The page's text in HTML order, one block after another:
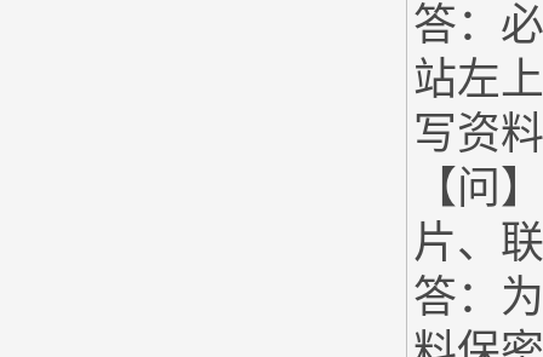
答：
站左
写资
【问
片、
答：